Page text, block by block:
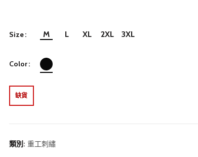
Size M L XL 2XL 3XL
Color
缺貨
類別: 重工刺繡